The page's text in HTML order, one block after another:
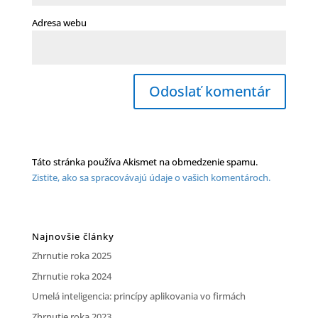
Adresa webu
Táto stránka používa Akismet na obmedzenie spamu.
Zistite, ako sa spracovávajú údaje o vašich komentároch.
Najnovšie články
Zhrnutie roka 2025
Zhrnutie roka 2024
Umelá inteligencia: princípy aplikovania vo firmách